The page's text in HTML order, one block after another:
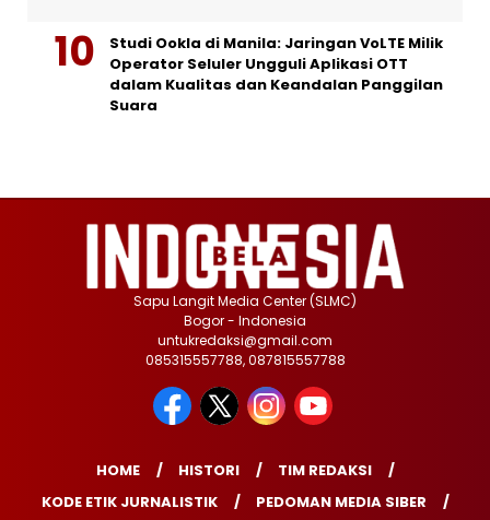
Studi Ookla di Manila: Jaringan VoLTE Milik
Operator Seluler Ungguli Aplikasi OTT
dalam Kualitas dan Keandalan Panggilan
Suara
Sapu Langit Media Center (SLMC)
Bogor - Indonesia
untukredaksi@gmail.com
085315557788, 087815557788
HOME HISTORI
TIM REDAKSI
KODE ETIK JURNALISTIK
PEDOMAN MEDIA SIBER